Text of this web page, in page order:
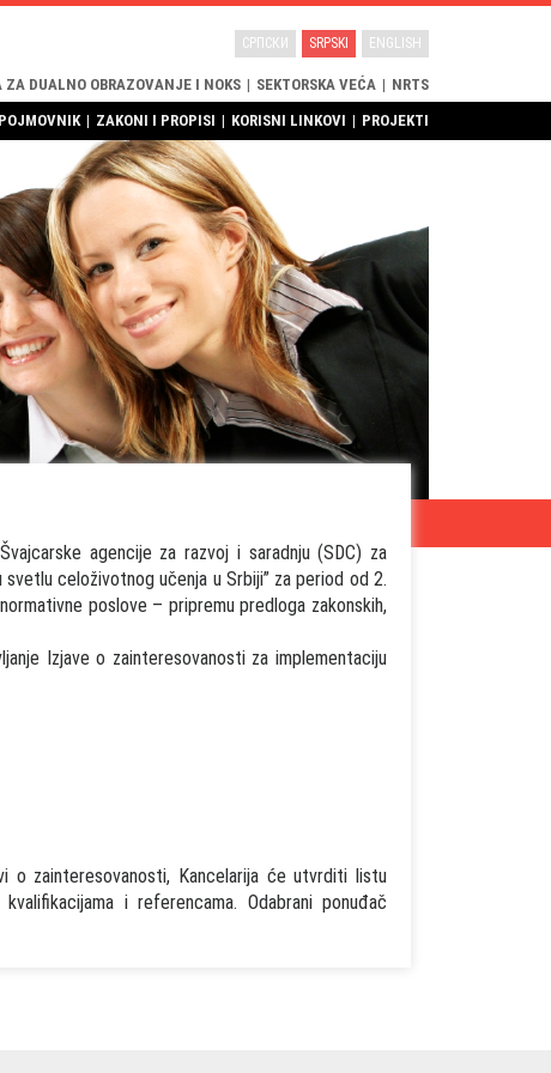
ZA DUALNO OBRAZOVANJE I NOKS | SEKTORSKA VEĆA | NRTS
СРПСКИ SRPSKI ENGLISH
POJMOVNIK | ZAKONI I PROPISI | KORISNI LINKOVI | PROJEKTI
agencije za razvoj i saradnju (SDC) za
celoživotnog učenja u Srbiji” za period od 2.
poslove – pripremu predloga zakonskih,
Izjave o zainteresovanosti za implementaciju
o zainteresovanosti, Kancelarija će utvrditi listu
i referencama. Odabrani ponuđač